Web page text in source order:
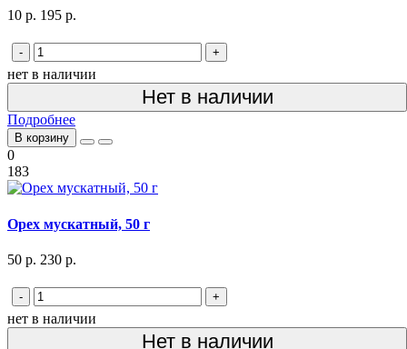
10 р. 195 р.
- +
нет в наличии
Нет в наличии
Подробнее
В корзину
0
183
Орех мускатный, 50 г
50 р. 230 р.
- +
нет в наличии
Нет в наличии